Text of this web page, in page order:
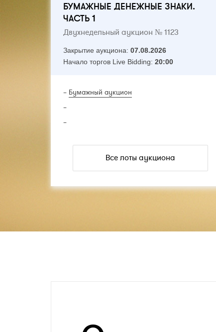
БУМАЖНЫЕ ДЕНЕЖНЫЕ ЗНАКИ.
ЧАСТЬ 1
Двухнедельный аукцион № 1123
Закрытие аукциона: 07.08.2026
Начало торгов Live Bidding: 20:00
– Бумажный аукцион
–
–
Все лоты аукциона